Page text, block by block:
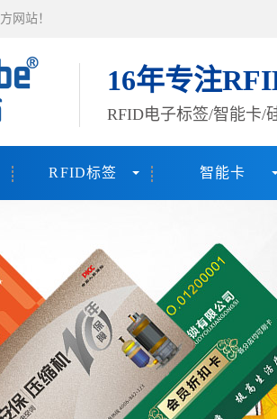
网站！
16年专注
RFID电子标签/智能卡/
RFID标签 智能卡